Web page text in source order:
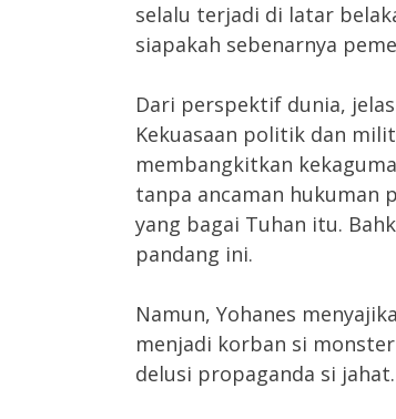
selalu terjadi di latar
siapakah sebenarnya
Dari perspektif dunia,
Kekuasaan politik dan
membangkitkan
tanpa ancaman hukuman
yang bagai Tuhan itu.
pandang ini.
Namun, Yohanes
menjadi korban si
delusi propaganda si